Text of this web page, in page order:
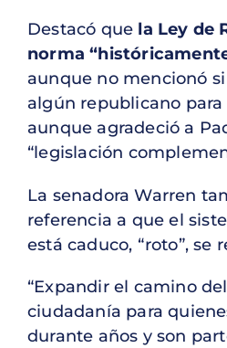
Destacó que la Ley de
norma
aunque no mencionó
algún republicano
aunque agradeció a
“legislación
La senadora Warren
referencia a que el
está caduco, “roto”, se
“Expandir el camino
ciudadanía para
durante años y son